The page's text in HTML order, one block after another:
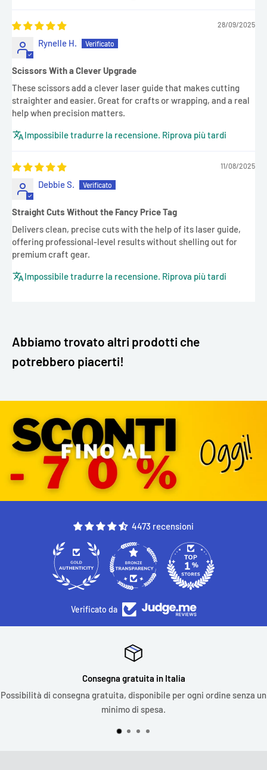
28/09/2025
Rynelle H.
Scissors With a Clever Upgrade
These scissors add a clever laser guide that makes cutting
straighter and easier. Great for crafts or wrapping, and a real
help when precision matters.
Impossibile tradurre la recensione. Riprova più tardi
11/08/2025
Debbie S.
Straight Cuts Without the Fancy Price Tag
Delivers clean, precise cuts with the help of its laser guide,
offering professional-level results without shelling out for
premium craft gear.
Impossibile tradurre la recensione. Riprova più tardi
Abbiamo trovato altri prodotti che
potrebbero piacerti!
4473 recensioni
4473 330
Verificato da
Consegna gratuita in Italia
Possibilità di consegna gratuita, disponibile per ogni ordine senza un
minimo di spesa.